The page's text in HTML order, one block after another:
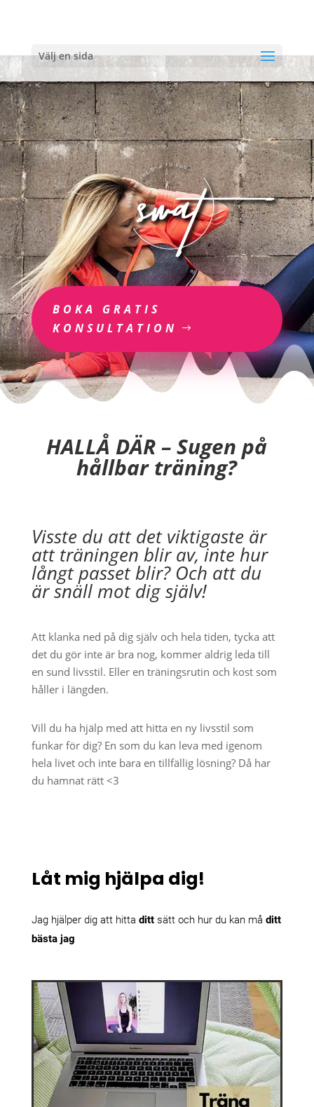
Välj en sida
BOKA GRATIS
KONSULTATION
HALLÅ DÄR – Sugen på
hållbar träning?
Visste du att det viktigaste är
att träningen blir av, inte hur
långt passet blir? Och att du
är snäll mot dig själv!
Att klanka ned på dig själv och hela tiden, tycka att
det du gör inte är bra nog, kommer aldrig leda till
en sund livsstil. Eller en träningsrutin och kost som
håller i längden.
Vill du ha hjälp med att hitta en ny livsstil som
funkar för dig? En som du kan leva med igenom
hela livet och inte bara en tillfällig lösning? Då har
du hamnat rätt <3
Låt mig hjälpa dig!
Jag hjälper dig att hitta dittsätt och hur du kan må ditt
bästa jag